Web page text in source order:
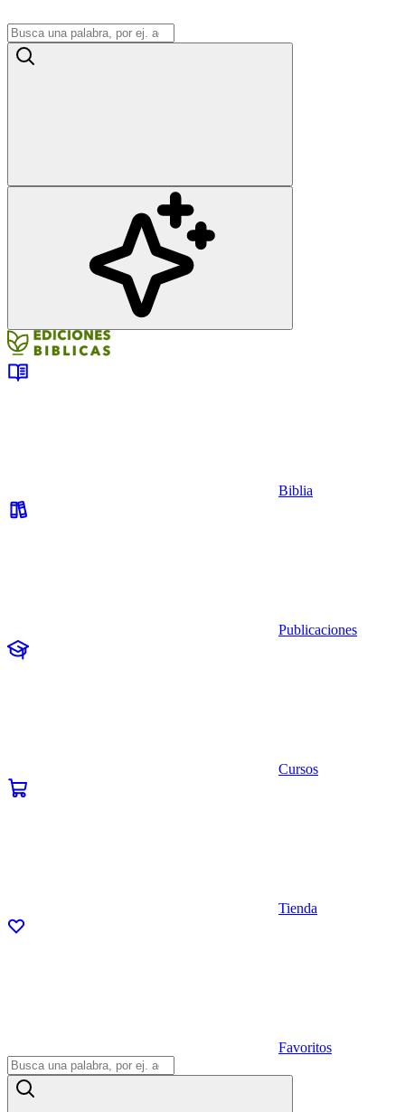
Biblia
Publicaciones
Cursos
Tienda
Favoritos